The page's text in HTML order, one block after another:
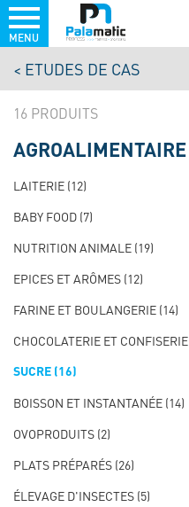
au
contenu
principal
MENU
ETUDES DE CAS
16
NAVIGATION
TEST
AGROALIMENTAIRE
LAITERIE (12)
BABY FOOD (7)
NUTRITION ANIMALE (19)
EPICES ET ARÔMES (12)
FARINE ET BOULANGERIE (14)
CHOCOLATERIE ET CONFISERIE
SUCRE (16)
BOISSON ET INSTANTANÉE (14)
OVOPRODUITS (2)
PLATS PRÉPARÉS (26)
ÉLEVAGE D'INSECTES (5)